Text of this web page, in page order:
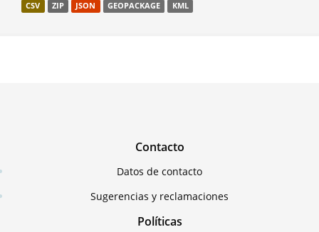
CSV ZIP JSON GEOPACKAGE KML
Contacto
Datos de contacto
Sugerencias y reclamaciones
Políticas